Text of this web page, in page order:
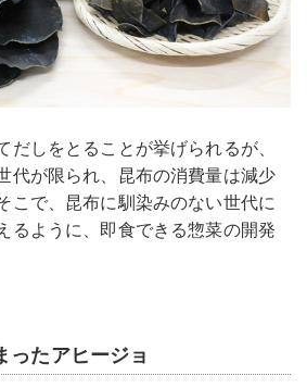
だしをとることが挙げられるが、
代が限られ、昆布の消費量は減少
こで、昆布に馴染みのない世代に
るように、即食できる惣菜の開発
ったアヒージョ